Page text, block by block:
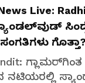
Live:
ನಟಿಯರಲ್ಲಿ